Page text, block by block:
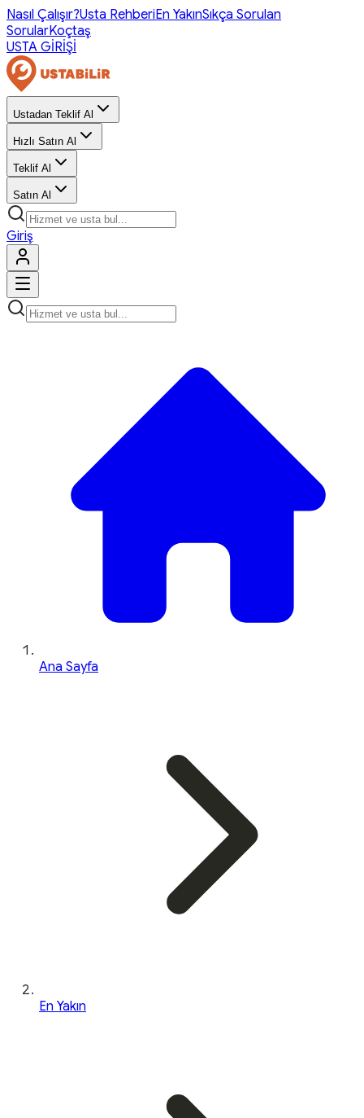
Nasıl Çalışır?Usta RehberiEn YakınSıkça Sorulan
SorularKoçtaş
USTA GİRİŞİ
Ustadan Teklif Al
Hızlı Satın Al
Teklif Al
Satın Al
Giriş
Ana Sayfa
En Yakın